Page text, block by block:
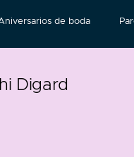
de boda
Digard